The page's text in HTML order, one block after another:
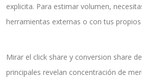
explicita. Para estimar volumen,
herramientas externas o con tus
Mirar el click share y conversion share
principales revelan concentración de